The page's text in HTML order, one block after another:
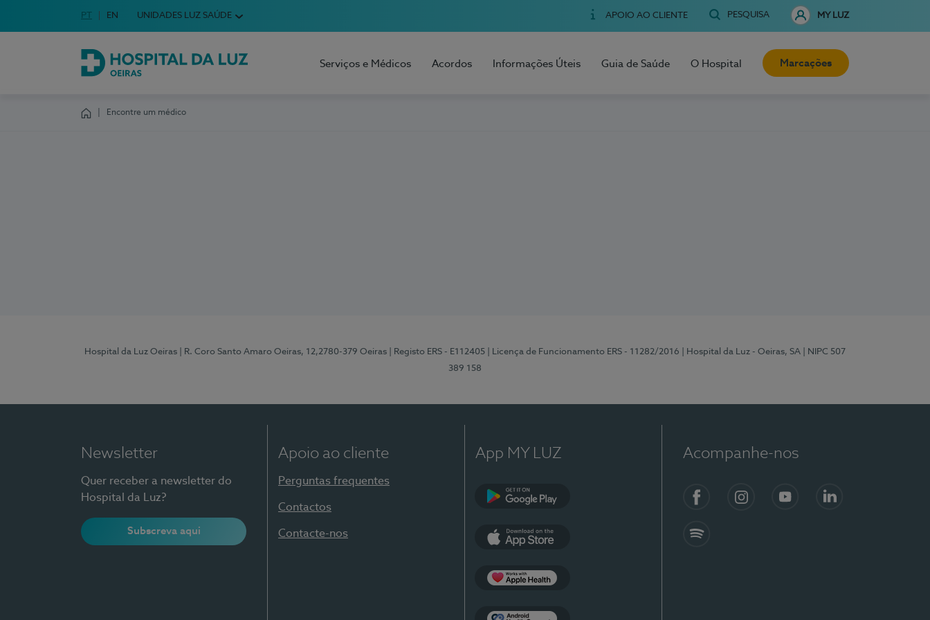
Escolha o seu idioma
Idioma em Português
PT English Language
EN UNIDADES LUZ SAÚDE APOIO AO CLIENTE PESQUISA MY LUZ
Hospital da Luz Oeiras
Serviços e Médicos Acordos Informações Úteis Guia de Saúde O Hospital Marcações
Encontre um médico
Hospital da Luz Oeiras | R. Coro Santo Amaro Oeiras, 12,2780-379 Oeiras | Registo ERS - E112405 | Licença de Funcionamento ERS - 11282/2016 | Hospital da Luz - Oeiras, SA
| NIPC 507
389 158
Newsletter
Quer receber a newsletter do
Hospital da Luz?
Subscreva aqui
Apoio ao cliente
Perguntas frequentes
Contactos
Contacte-nos
App MY LUZ Acompanhe-nos